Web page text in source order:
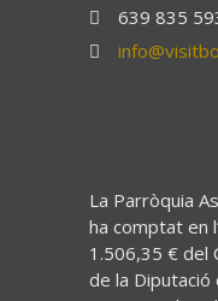
639 835
La Parròquia
ha comptat en
1.506,35 € del
de la Diputació